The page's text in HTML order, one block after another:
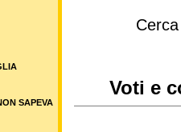
Voti e
SAPEVA